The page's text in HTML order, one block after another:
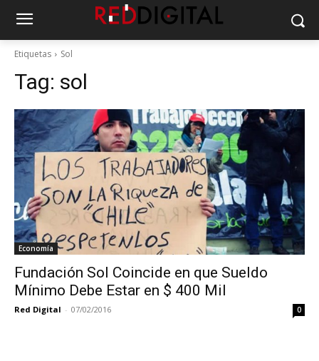
Etiquetas Sol
Tag: sol
Economía
Fundación Sol Coincide en que Sueldo
Mínimo Debe Estar en $ 400 Mil
Red Digital - 07/02/2016 0